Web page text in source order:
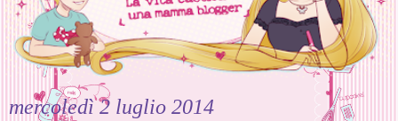
mercoledì 2 luglio 2014